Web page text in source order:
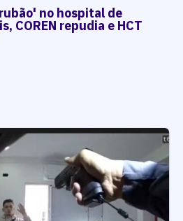
no hospital de
COREN repudia e HCT